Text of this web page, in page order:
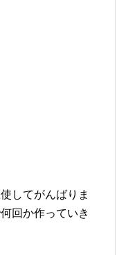
してがんばりま
回か作っていき